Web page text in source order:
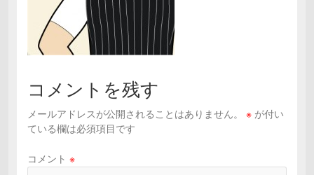
コメントを残す
メールアドレスが公開されることはありません。 ※ が付い
ている欄は必須項目です
コメント ※